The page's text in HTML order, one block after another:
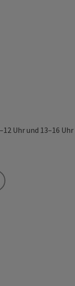
Uhr und 13–16 Uhr